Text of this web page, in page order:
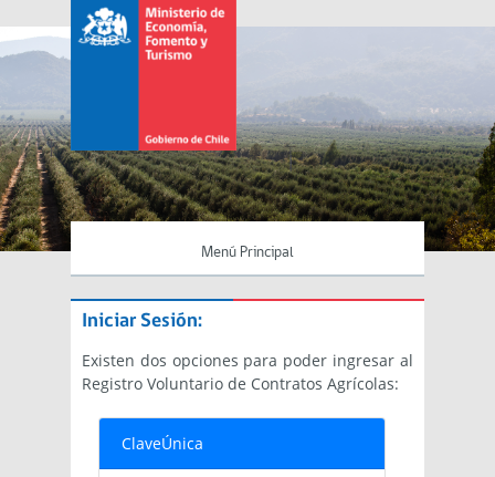
Menú Principal
Iniciar Sesión:
Existen dos opciones para poder ingresar al
Registro Voluntario de Contratos Agrícolas:
ClaveÚnica